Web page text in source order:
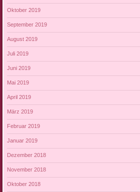
Oktober 2019
September 2019
August 2019
Juli 2019
Juni 2019
Mai 2019
April 2019
März 2019
Februar 2019
Januar 2019
Dezember 2018
November 2018
Oktober 2018